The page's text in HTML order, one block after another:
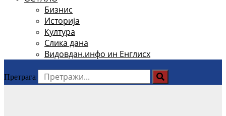
Бизнис
Историја
Култура
Слика дана
Видовдан.инфо ин Енглисх
Претрага